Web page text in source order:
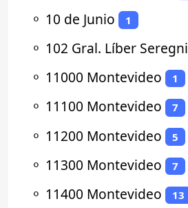
⚬ 10 de Junio 1
⚬ 102 Gral. Líber Seregni
⚬ 11000 Montevideo 1
⚬ 11100 Montevideo 7
⚬ 11200 Montevideo 5
⚬ 11300 Montevideo 7
⚬ 11400 Montevideo 13